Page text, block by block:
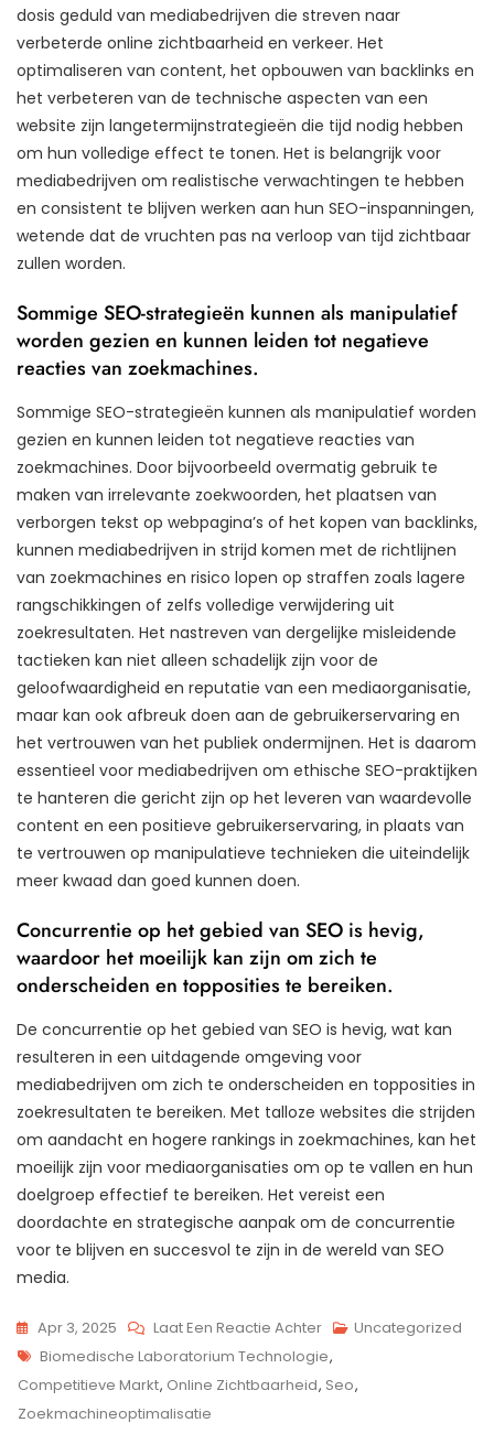
dosis geduld van mediabedrijven die streven naar
verbeterde online zichtbaarheid en verkeer. Het
optimaliseren van content, het opbouwen van backlinks en
het verbeteren van de technische aspecten van een
website zijn langetermijnstrategieën die tijd nodig hebben
om hun volledige effect te tonen. Het is belangrijk voor
mediabedrijven om realistische verwachtingen te hebben
en consistent te blijven werken aan hun SEO-inspanningen,
wetende dat de vruchten pas na verloop van tijd zichtbaar
zullen worden.
Sommige SEO-strategieën kunnen als manipulatief
worden gezien en kunnen leiden tot negatieve
reacties van zoekmachines.
Sommige SEO-strategieën kunnen als manipulatief worden
gezien en kunnen leiden tot negatieve reacties van
zoekmachines. Door bijvoorbeeld overmatig gebruik te
maken van irrelevante zoekwoorden, het plaatsen van
verborgen tekst op webpagina’s of het kopen van backlinks,
kunnen mediabedrijven in strijd komen met de richtlijnen
van zoekmachines en risico lopen op straffen zoals lagere
rangschikkingen of zelfs volledige verwijdering uit
zoekresultaten. Het nastreven van dergelijke misleidende
tactieken kan niet alleen schadelijk zijn voor de
geloofwaardigheid en reputatie van een mediaorganisatie,
maar kan ook afbreuk doen aan de gebruikerservaring en
het vertrouwen van het publiek ondermijnen. Het is daarom
essentieel voor mediabedrijven om ethische SEO-praktijken
te hanteren die gericht zijn op het leveren van waardevolle
content en een positieve gebruikerservaring, in plaats van
te vertrouwen op manipulatieve technieken die uiteindelijk
meer kwaad dan goed kunnen doen.
Concurrentie op het gebied van SEO is hevig,
waardoor het moeilijk kan zijn om zich te
onderscheiden en topposities te bereiken.
De concurrentie op het gebied van SEO is hevig, wat kan
resulteren in een uitdagende omgeving voor
mediabedrijven om zich te onderscheiden en topposities in
zoekresultaten te bereiken. Met talloze websites die strijden
om aandacht en hogere rankings in zoekmachines, kan het
moeilijk zijn voor mediaorganisaties om op te vallen en hun
doelgroep effectief te bereiken. Het vereist een
doordachte en strategische aanpak om de concurrentie
voor te blijven en succesvol te zijn in de wereld van SEO
media.
Apr 3, 2025 Laat Een Reactie AchterOp
Optimalisatie
Van
Uncategorized
Tags
Biomedische Laboratorium Technologie,
Competitieve Markt, Online Zichtbaarheid, Seo,
Zoekmachineoptimalisatie